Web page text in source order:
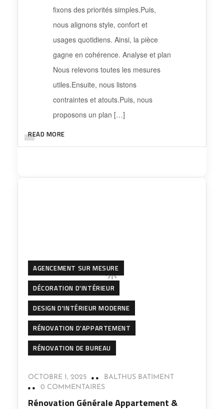
fixons des priorités simples.Puis,
nous alignons style, confort et
usages quotidiens. Ainsi, la pièce
gagne en cohérence. Analyse et plan
Nous relevons toutes les mesures
utiles.Ensuite, nous listons
contraintes et atouts.Puis, nous
proposons un plan […]
READ MORE
AGENCEMENT SUR MESURE
DÉCORATION D'INTÉRIEUR
DESIGN D'INTÉRIEUR MODERNE
RÉNOVATION D'APPARTEMENT
RÉNOVATION DE BUREAU
OCTOBRE 1, 2025
BALTHUS BATIMENT
0 COMMENTAIRES
Rénovation Générale Appartement &